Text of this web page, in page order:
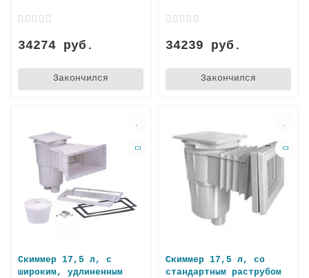
34274 руб.
Закончился
34239 руб.
Закончился
Скиммер 17,5 л, с
широким, удлиненным
Скиммер 17,5 л, со
стандартным раструбом